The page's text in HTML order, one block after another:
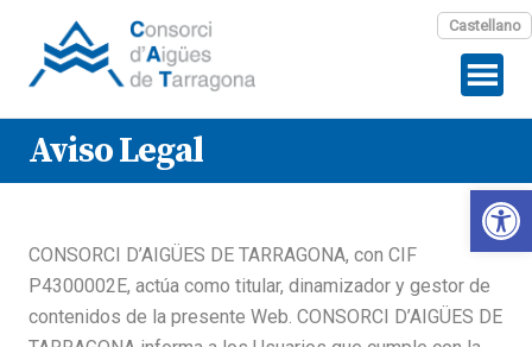
Abrir
Castellano
Aviso Legal
CONSORCI D’AIGÜES DE TARRAGONA, con CIF
P4300002E, actúa como titular, dinamizador y gestor de
contenidos de la presente Web. CONSORCI D’AIGÜES DE